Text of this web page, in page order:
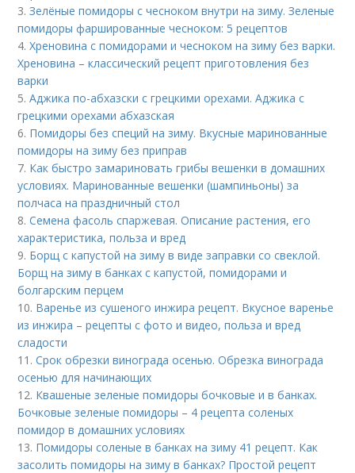
3.Зелёные помидоры с чесноком внутри на зиму. Зеленые
помидоры фаршированные чесноком: 5 рецептов
4.Хреновина с помидорами и чесноком на зиму без варки.
Хреновина – классический рецепт приготовления без
варки
5.Аджика по-абхазски с грецкими орехами. Аджика с
грецкими орехами абхазская
6. Помидоры без специй на зиму. Вкусные маринованные
помидоры на зиму без приправ
7. Как быстро замариновать грибы вешенки в домашних
условиях. Маринованные вешенки (шампиньоны) за
полчаса на праздничный стол
8.Семена фасоль спаржевая. Описание растения, его
характеристика, польза и вред
9. Борщ с капустой на зиму в виде заправки со свеклой.
Борщ на зиму в банках с капустой, помидорами и
болгарским перцем
10. Варенье из сушеного инжира рецепт. Вкусное варенье
из инжира – рецепты с фото и видео, польза и вред
сладости
11.Срок обрезки винограда осенью. Обрезка винограда
осенью для начинающих
12. Квашеные зеленые помидоры бочковые и в банках.
Бочковые зеленые помидоры – 4 рецепта соленых
помидор в домашних условиях
13. Помидоры соленые в банках на зиму 41 рецепт. Как
засолить помидоры на зиму в банках? Простой рецепт